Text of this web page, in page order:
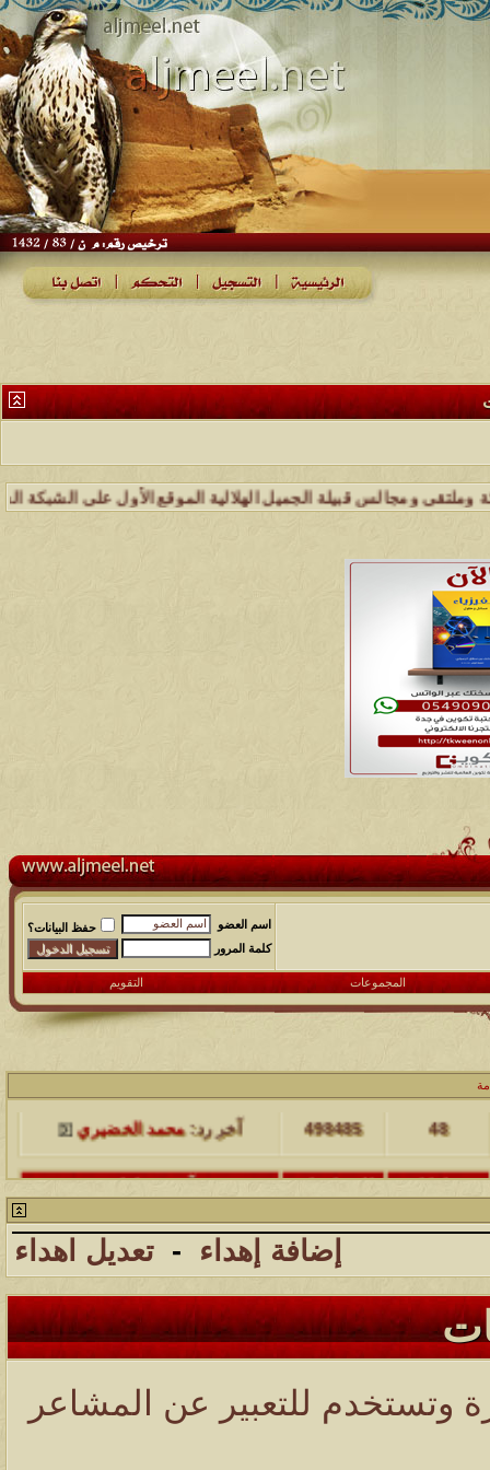
قبيلة الجميل الهلالية الموقع الأول على الشبكة
اسم العضو
حفظ البيانات؟
كلمة المرور
المجموعات التقويم
مشاركات المشاهدات آخر مشاركة
آخر رد: محمد الخضيري
مشاركات المشاهدات آخر مشاركة
مشاركات المشاهدات
آخر مشاركة
12
177574 آخر رد:محمد الخضيري
مشاركات المشاهدات
آخر مشاركة
مشاركات المشاهدات
آخر مشاركة
إضافة إهداء - تعديل اهداء
وتستخدم للتعبير عن المشاعر